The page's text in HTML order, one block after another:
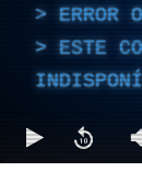
ERROR
ESTE